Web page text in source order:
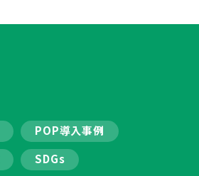
POP導入事例
SDGs